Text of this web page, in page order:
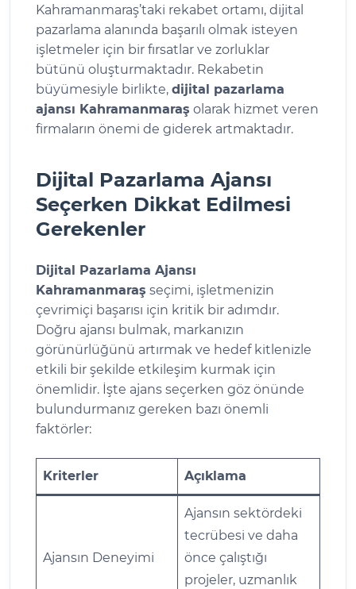
Kahramanmaraş’taki rekabet ortamı, dijital
pazarlama alanında başarılı olmak isteyen
işletmeler için bir fırsatlar ve zorluklar
bütünü oluşturmaktadır. Rekabetin
büyümesiyle birlikte, dijital pazarlama
ajansı Kahramanmaraş olarak hizmet veren
firmaların önemi de giderek artmaktadır.
Dijital Pazarlama Ajansı
Seçerken Dikkat Edilmesi
Gerekenler
Dijital Pazarlama Ajansı
Kahramanmaraş seçimi, işletmenizin
çevrimiçi başarısı için kritik bir adımdır.
Doğru ajansı bulmak, markanızın
görünürlüğünü artırmak ve hedef kitlenizle
etkili bir şekilde etkileşim kurmak için
önemlidir. İşte ajans seçerken göz önünde
bulundurmanız gereken bazı önemli
faktörler:
Kriterler Açıklama
Ajansın Deneyimi
Ajansın sektördeki
tecrübesi ve daha
önce çalıştığı
projeler, uzmanlık